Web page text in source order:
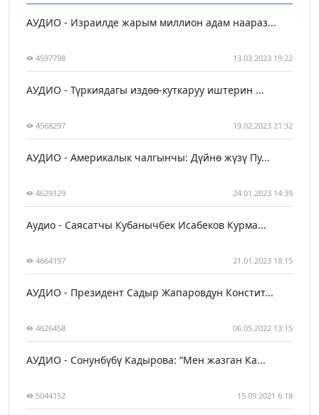
АУДИО - Израилде жарым миллион адам наараз...
4597798 13.03.2023 19:22
АУДИО - Түркиядагы издөө-куткаруу иштерин ...
4568297 19.02.2023 21:32
АУДИО - Америкалык чалгынчы: Дүйнө жүзү Пу...
4629129 24.01.2023 14:39
Аудио - Саясатчы Кубанычбек Исабеков Курма...
4664197 21.01.2023 18:15
АУДИО - Президент Садыр Жапаровдун Констит...
4626458 06.05.2022 13:15
АУДИО - Сонунбүбү Кадырова: “Мен жазган Ка...
5044152 15.09.2021 6:18